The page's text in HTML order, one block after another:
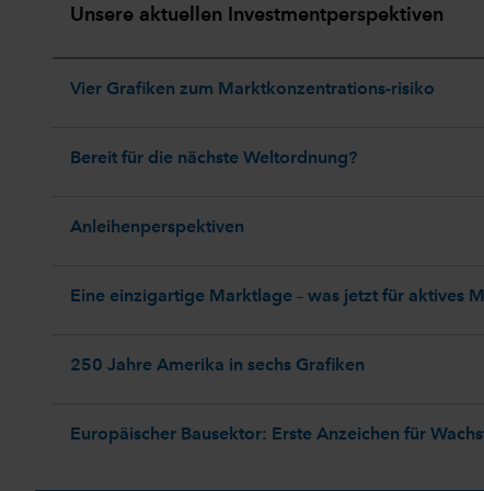
Unsere aktuellen Investmentperspektiven
Vier Grafiken zum Marktkonzentrations-risiko
Bereit für die nächste Weltordnung?
Anleihenperspektiven
Eine einzigartige Marktlage – was jetzt für aktives
250 Jahre Amerika in sechs Grafiken
Europäischer Bausektor: Erste Anzeichen für